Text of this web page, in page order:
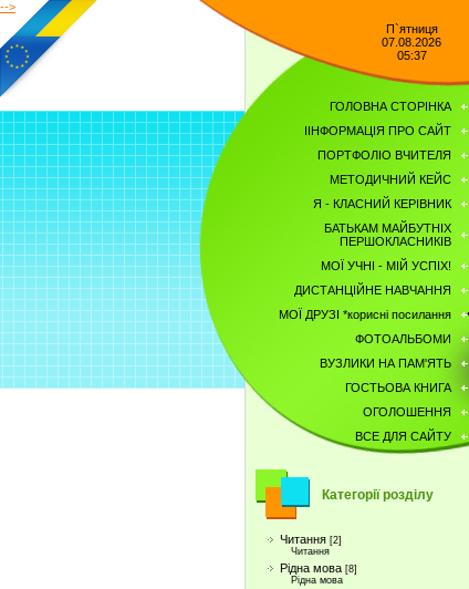
П`ятниця
07.08.2026
05:37
ГОЛОВНА СТОРІНКА
ІІНФОРМАЦІЯ ПРО САЙТ
ПОРТФОЛІО ВЧИТЕЛЯ
МЕТОДИЧНИЙ КЕЙС
Я - КЛАСНИЙ КЕРІВНИК
БАТЬКАМ МАЙБУТНІХ
ПЕРШОКЛАСНИКІВ
МОЇ УЧНІ - МІЙ УСПІХ!
ДИСТАНЦІЙНЕ НАВЧАННЯ
МОЇ ДРУЗІ *корисні посилання
ФОТОАЛЬБОМИ
ВУЗЛИКИ НА ПАМ'ЯТЬ
ГОСТЬОВА КНИГА
OГОЛОШЕННЯ
ВСЕ ДЛЯ САЙТУ
Категорії розділу
Читання [2]
Читання
Рідна мова [8]
Рідна мова
-->